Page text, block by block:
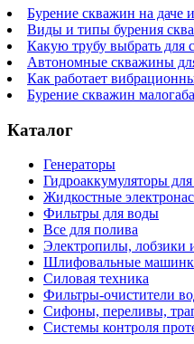
Бурение скважин на даче
Виды и типы бурения
Какую трубу выбрать для
Автономные скважины
Как работает
Бурение скважин
Каталог
Генераторы
Гидроаккумуляторы для
Жидкостные
Фильтры для воды
Все для полива
Электропилы, лобзики
Шлифовальные
Силовая техника
Фильтры-очистители
Сифоны, переливы,
Системы контроля